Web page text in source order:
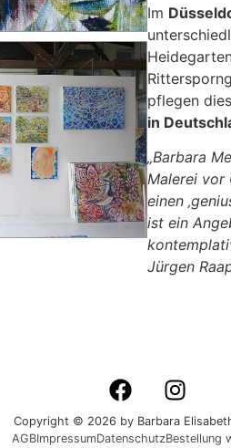
Im
pflegen
in
„Barbara
Malerei vor
einen
ist ein
Jürgen
Copyright © 2026 by Barbara
AGBImpressumDatenschutzBestellung